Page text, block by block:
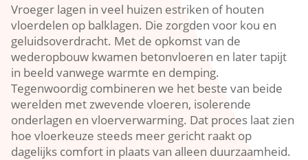
Vroeger lagen in veel huizen estriken of houten
vloerdelen op balklagen.​ Die zorgden voor kou en
geluidsoverdracht.​ Met de opkomst van de
wederopbouw kwamen betonvloeren en later tapijt
in beeld vanwege warmte en demping.​
Tegenwoordig combineren we het beste van beide
werelden met zwevende vloeren, isolerende
onderlagen en vloerverwarming.​ Dat proces laat zien
hoe vloerkeuze steeds meer gericht raakt op
dagelijks comfort in plaats van alleen duurzaamheid.​